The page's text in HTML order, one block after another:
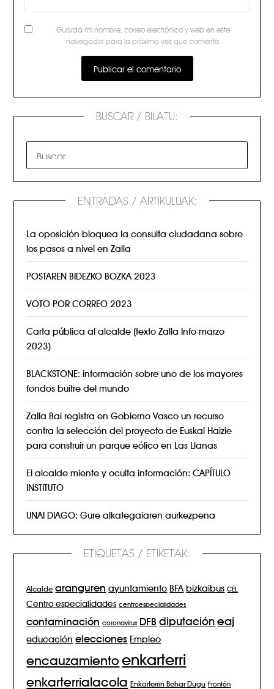
Guarda mi nombre, correo electrónico y web en este
navegador para la próxima vez que comente.
BUSCAR / BILATU:
ENTRADAS / ARTIKULUAK:
La oposición bloquea la consulta ciudadana sobre
los pasos a nivel en Zalla
POSTAREN BIDEZKO BOZKA 2023
VOTO POR CORREO 2023
Carta pública al alcalde (texto Zalla Info marzo
2023)
BLACKSTONE: información sobre uno de los mayores
fondos buitre del mundo
Zalla Bai registra en Gobierno Vasco un recurso
contra la selección del proyecto de Euskal Haizie
para construir un parque eólico en Las Llanas
El alcalde miente y oculta información: CAPÍTULO
INSTITUTO
UNAI DIAGO: Gure alkategaiaren aurkezpena
ETIQUETAS / ETIKETAK:
Alcalde aranguren ayuntamiento BFA bizkaibus CEL
Centro especialidades centroespecialidades
contaminación coronavirus DFB diputación eaj
educación elecciones Empleo
encauzamiento enkarterri
enkarterrialacola Enkarterrin Behar Dugu Frontón